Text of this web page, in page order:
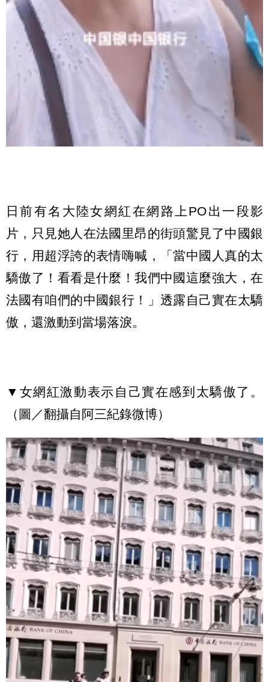
日前有名大陸女網紅在網路上PO出一段影
片，只見她人在法國里昂的街頭驚見了中國銀
行，用超浮誇的表情嗨喊，「當中國人真的太
驕傲了！看看是什麼！我們中國這麼強大，在
法國有咱們的中國銀行！」透露自己實在太驕
傲，還激動到當場落淚。
▼女網紅激動表示自己實在感到太驕傲了。
（圖／翻攝自阿三紀錄微博）